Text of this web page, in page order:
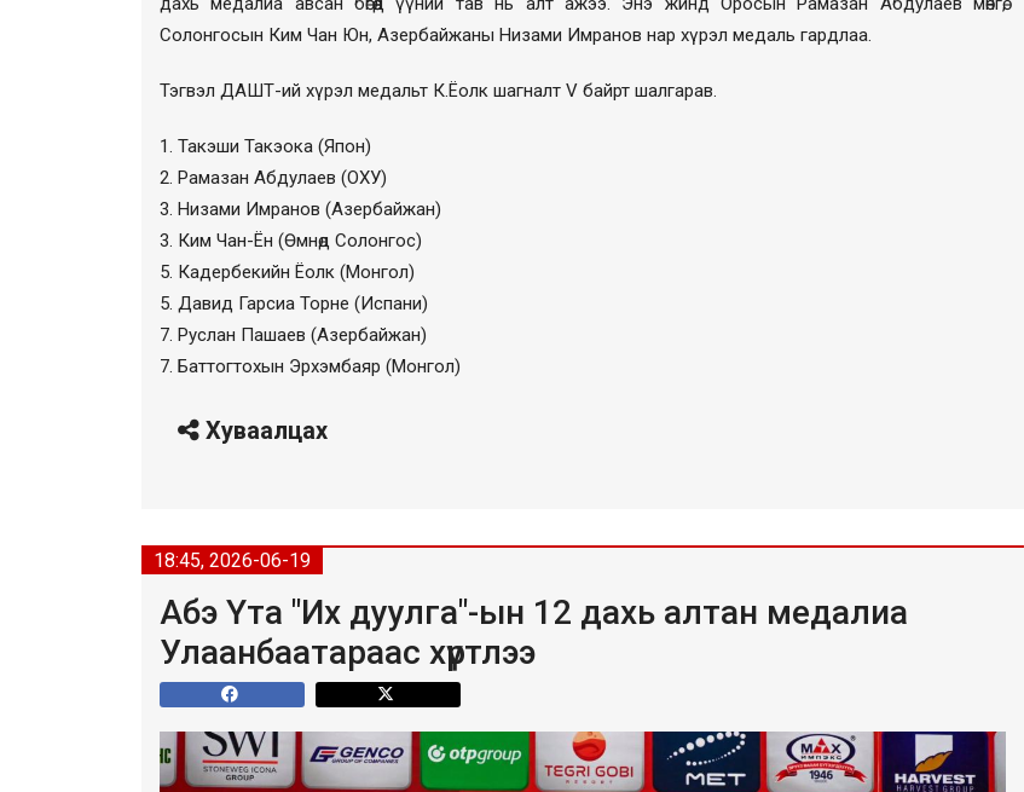
Солонгосын Ким Чан Юн, Азербайжаны Низами Имранов нар хүрэл медаль гардлаа.
Тэгвэл ДАШТ-ий хүрэл медальт К.Ёолк шагналт V байрт шалгарав.
1. Такэши Такэока (Япон)
2. Рамазан Абдулаев (ОХУ)
3. Низами Имранов (Азербайжан)
3. Ким Чан-Ён (Өмнөд Солонгос)
5. Кадербекийн Ёолк (Монгол)
5. Давид Гарсиа Торне (Испани)
7. Руслан Пашаев (Азербайжан)
7. Баттогтохын Эрхэмбаяр (Монгол)
Хуваалцах
18:45, 2026-06-19
Абэ Үта "Их дуулга"-ын 12 дахь алтан медалиа
Улаанбаатараас хүртлээ